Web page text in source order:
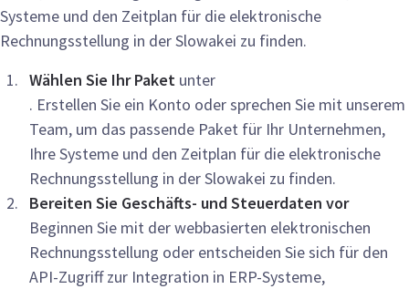
Systeme und den Zeitplan für die elektronische
Rechnungsstellung in der Slowakei zu finden.
Wählen Sie Ihr Paket unter
. Erstellen Sie ein Konto oder sprechen Sie mit unserem
Team, um das passende Paket für Ihr Unternehmen,
Ihre Systeme und den Zeitplan für die elektronische
Rechnungsstellung in der Slowakei zu finden.
Bereiten Sie Geschäfts- und Steuerdaten vor
Beginnen Sie mit der webbasierten elektronischen
Rechnungsstellung oder entscheiden Sie sich für den
API-Zugriff zur Integration in ERP-Systeme,